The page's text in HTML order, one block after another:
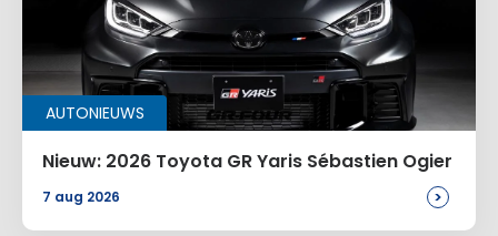
Voeg een reactie toe
Alternative:
AUTONIEUWS
Nieuw: 2026 Toyota GR Yaris Sébastien Ogier
7 aug 2026 >